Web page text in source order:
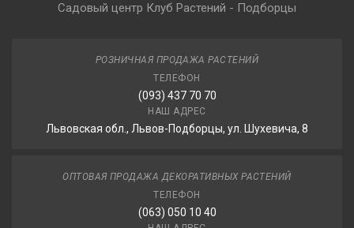
Садовый центр Клуб Растений - Подборцы
РОЗНИЧНАЯ ПРОДАЖА РАСТЕНИЙ
ТЕЛЕФОН
(093) 437 70 70
НАШ АДРЕС
Львовская обл., Львов-Подборцы, ул. Шухевича, 8
ОПТОВАЯ ПРОДАЖА ДЕКОРАТИВНЫХ РАСТЕНИЙ
ТЕЛЕФОН
(063) 050 10 40